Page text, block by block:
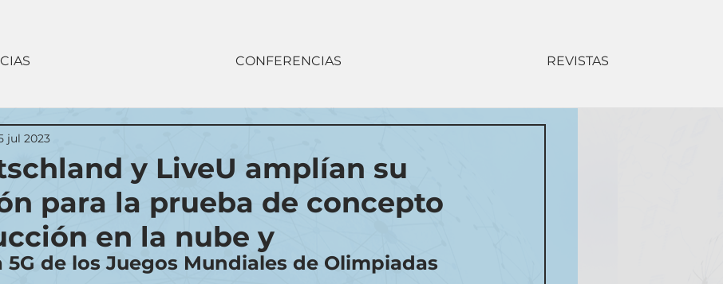
CONFERENCIAS REVISTAS
y LiveU amplían su
para la prueba de concepto
en la nube y
jul 2023
de los Juegos Mundiales de Olimpiadas